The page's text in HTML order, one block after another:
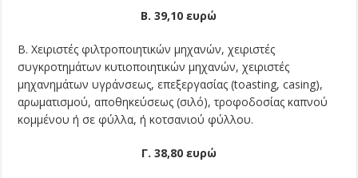
Β. 39,10 ευρώ
Β. Χειριστές φιλτροποιητικών μηχανών, χειριστές
συγκροτημάτων κυτιοποιητικών μηχανών, χειριστές
μηχανημάτων υγράνσεως, επεξεργασίας (toasting, casing),
αρωματισμού, αποθηκεύσεως (σιλό), τροφοδοσίας καπνού
κομμένου ή σε φύλλα, ή κοτσανιού φύλλου.
Γ. 38,80 ευρώ